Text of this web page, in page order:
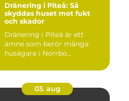
Dränering i Piteå: Så
skyddas huset mot fukt
och skador
Dränering i Piteå är ett
ämne som berör många
husägare i Norrbo...
03. aug